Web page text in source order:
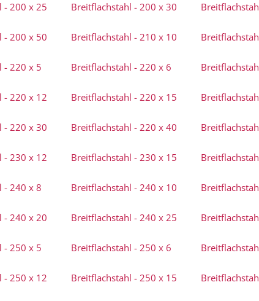
- 200 x 25 Breitflachstahl - 200 x 30
- 200 x 50 Breitflachstahl - 210 x 10
- 220 x 5 Breitflachstahl - 220 x 6
- 220 x 12 Breitflachstahl - 220 x 15
- 220 x 30 Breitflachstahl - 220 x 40
- 230 x 12 Breitflachstahl - 230 x 15
- 240 x 8 Breitflachstahl - 240 x 10
- 240 x 20 Breitflachstahl - 240 x 25
- 250 x 5 Breitflachstahl - 250 x 6
- 250 x 12 Breitflachstahl - 250 x 15